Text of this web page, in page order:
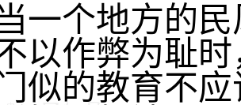
个地方的民
以作弊为耻
似的教育不